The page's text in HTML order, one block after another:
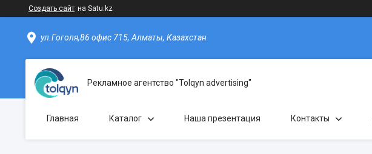
Создать сайт на Satu.kz
ул.Гоголя,86 офис 715, Алматы, Казахстан
Рекламное агентство "Tolqyn advertising"
Главная Каталог Наша презентация Контакты